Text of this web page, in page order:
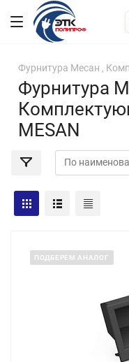
Фурнитура Месан ,
Фурнитура
MESAN
ПОДБЕРЕМ АНАЛОГ